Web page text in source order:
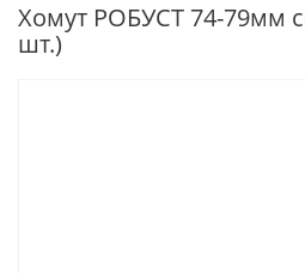
Хомут РОБУСТ 74-79мм
шт.)